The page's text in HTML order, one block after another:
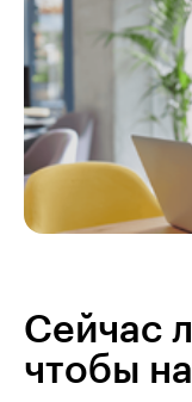
Сейчас
чтобы